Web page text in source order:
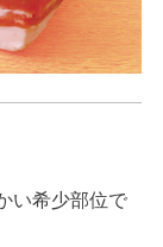
い希少部位で